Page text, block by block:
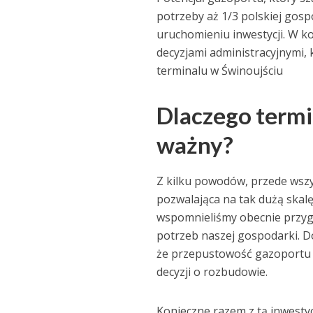
potrzeby aż 1/3 polskiej
uruchomieniu inwestycji. W
decyzjami
terminalu w Świnoujściu
Dlaczego
ważny?
Z kilku powodów, przede
pozwalająca na tak dużą
wspomnieliśmy obecnie
potrzeb naszej gospodarki.
że przepustowość gazoportu
decyzji o rozbudowie.